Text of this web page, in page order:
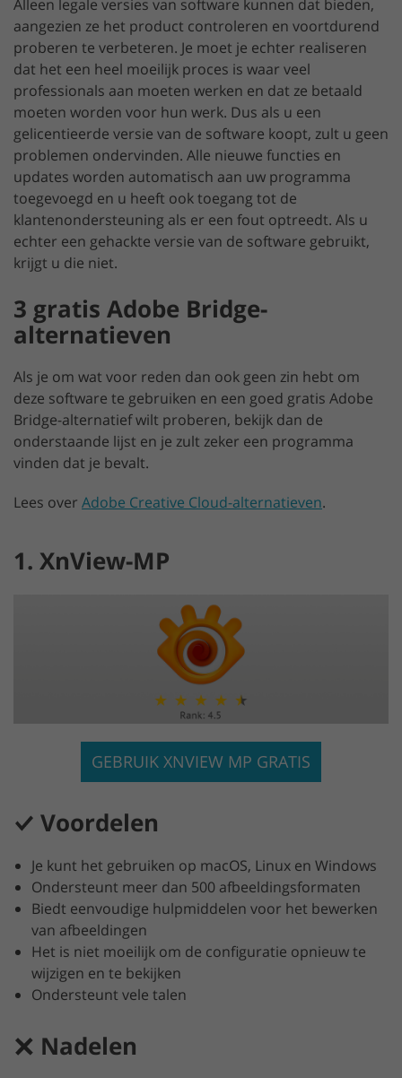
Alleen legale versies van software kunnen dat bieden,
aangezien ze het product controleren en voortdurend
proberen te verbeteren. Je moet je echter realiseren
dat het een heel moeilijk proces is waar veel
professionals aan moeten werken en dat ze betaald
moeten worden voor hun werk. Dus als u een
gelicentieerde versie van de software koopt, zult u geen
problemen ondervinden. Alle nieuwe functies en
updates worden automatisch aan uw programma
toegevoegd en u heeft ook toegang tot de
klantenondersteuning als er een fout optreedt. Als u
echter een gehackte versie van de software gebruikt,
krijgt u die niet.
3 gratis Adobe Bridge-
alternatieven
Als je om wat voor reden dan ook geen zin hebt om
deze software te gebruiken en een goed gratis Adobe
Bridge-alternatief wilt proberen, bekijk dan de
onderstaande lijst en je zult zeker een programma
vinden dat je bevalt.
Lees over Adobe Creative Cloud-alternatieven.
1. XnView-MP
GEBRUIK XNVIEW MP GRATIS
Voordelen
Je kunt het gebruiken op macOS, Linux en Windows
Ondersteunt meer dan 500 afbeeldingsformaten
Biedt eenvoudige hulpmiddelen voor het bewerken
van afbeeldingen
Het is niet moeilijk om de configuratie opnieuw te
wijzigen en te bekijken
Ondersteunt vele talen
Nadelen